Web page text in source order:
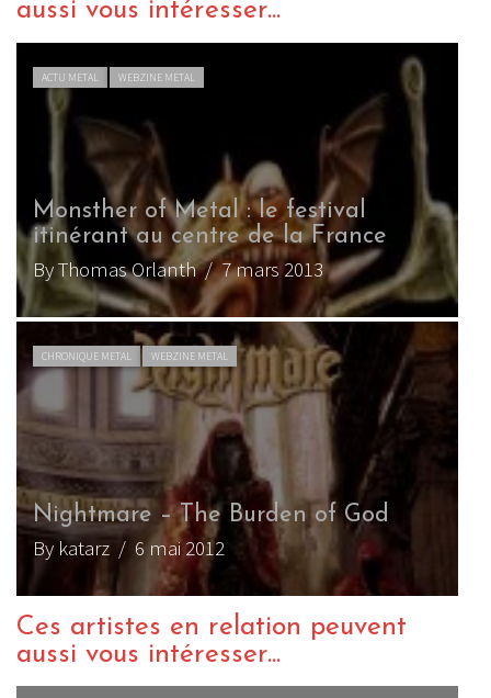
aussi vous intéresser...
ACTU METAL WEBZINE METAL
Monsther of Metal : le festival
itinérant au centre de la France
By Thomas Orlanth/ 7 mars 2013
CHRONIQUE METAL WEBZINE METAL
Nightmare – The Burden of God
By katarz / 6 mai 2012
Ces artistes en relation peuvent
aussi vous intéresser...